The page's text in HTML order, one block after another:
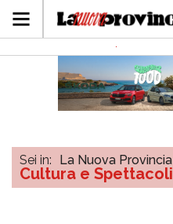
Sei in: La Nuova Provincia
Cultura e Spettacoli